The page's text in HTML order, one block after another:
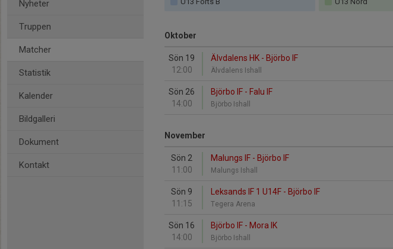
Nyheter
Truppen
Matcher
Statistik
Kalender
Bildgalleri
Dokument
Kontakt
Oktober
Sön 19
12:00
Älvdalens HK - Björbo IF
Älvdalens Ishall
Sön 26
14:00
Björbo IF - Falu IF
Björbo Ishall
November
Sön 2
11:00
Malungs IF - Björbo IF
Malungs Ishall
Sön 9
11:15
Leksands IF 1 U14F - Björbo IF
Tegera Arena
Sön 16
14:00
Björbo IF - Mora IK
Björbo Ishall